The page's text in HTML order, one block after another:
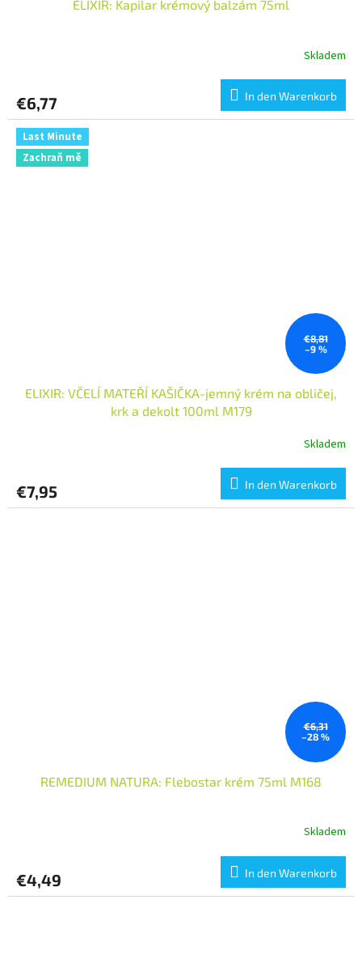
ELIXIR: Kapilar krémový balzám 75ml
Skladem
€6,77 In den Warenkorb
Last Minute
Zachraň mě
€8,81
–9 %
ELIXIR: VČELÍ MATEŘÍ KAŠIČKA-jemný krém na obličej,
krk a dekolt 100ml M179
Skladem
€7,95 In den Warenkorb
€6,31
–28 %
REMEDIUM NATURA: Flebostar krém 75ml M168
Skladem
€4,49 In den Warenkorb